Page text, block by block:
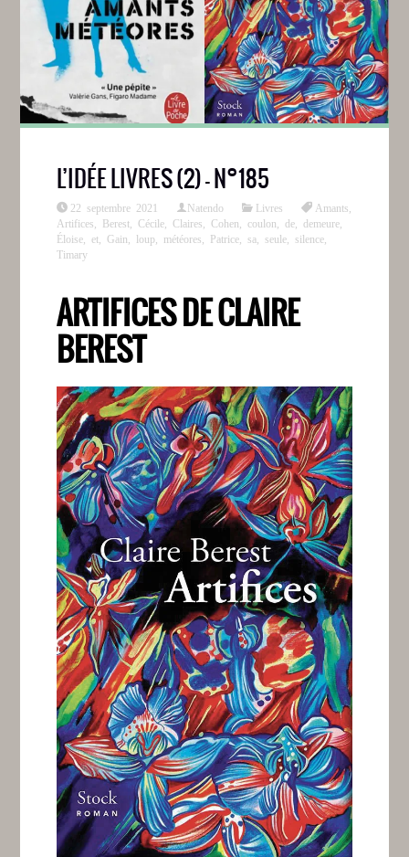
L’IDÉE LIVRES (2) – N°185
22 septembre 2021 Natendo Livres Amants
Artifices
Berest ,Cécile ,Claires ,Cohen ,coulon ,de ,demeure
Éloise ,et ,Gain loup météores Patrice sa seule silence
Timary
ARTIFICES DE CLAIRE
BEREST